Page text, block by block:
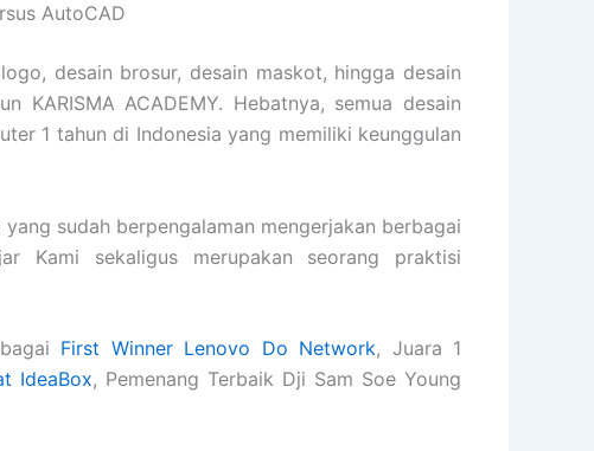
AutoCAD
desain brosur, desain maskot, hingga desain
ACADEMY. Hebatnya, semua desain
1 tahun di Indonesia yang memiliki keunggulan
yang sudah berpengalaman mengerjakan berbagai
Kami sekaligus merupakan seorang praktisi
First Winner Lenovo Do Network, Juara 1
IdeaBox, Pemenang Terbaik Dji Sam Soe Young